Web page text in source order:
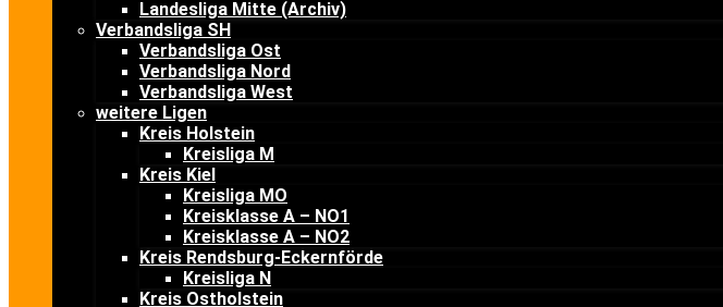
Landesliga Mitte (Archiv)
Verbandsliga SH
Verbandsliga Ost
Verbandsliga Nord
Verbandsliga West
weitere Ligen
Kreis Holstein
Kreisliga M
Kreis Kiel
Kreisliga MO
Kreisklasse A – NO1
Kreisklasse A – NO2
Kreis Rendsburg-Eckernförde
Kreisliga N
Kreis Ostholstein